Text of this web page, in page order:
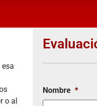
o al
Nombre *